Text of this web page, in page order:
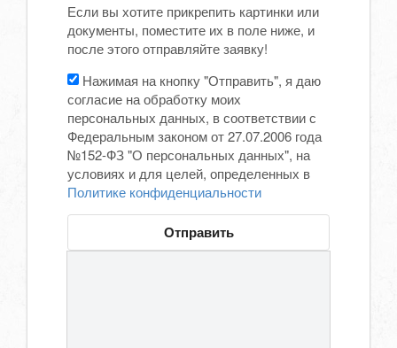
Если вы хотите прикрепить картинки или
документы, поместите их в поле ниже, и
после этого отправляйте заявку!
Нажимая на кнопку "Отправить", я даю
согласие на обработку моих
персональных данных, в соответствии с
Федеральным законом от 27.07.2006 года
№152-ФЗ "О персональных данных", на
условиях и для целей, определенных в
Политике конфиденциальности
Отправить